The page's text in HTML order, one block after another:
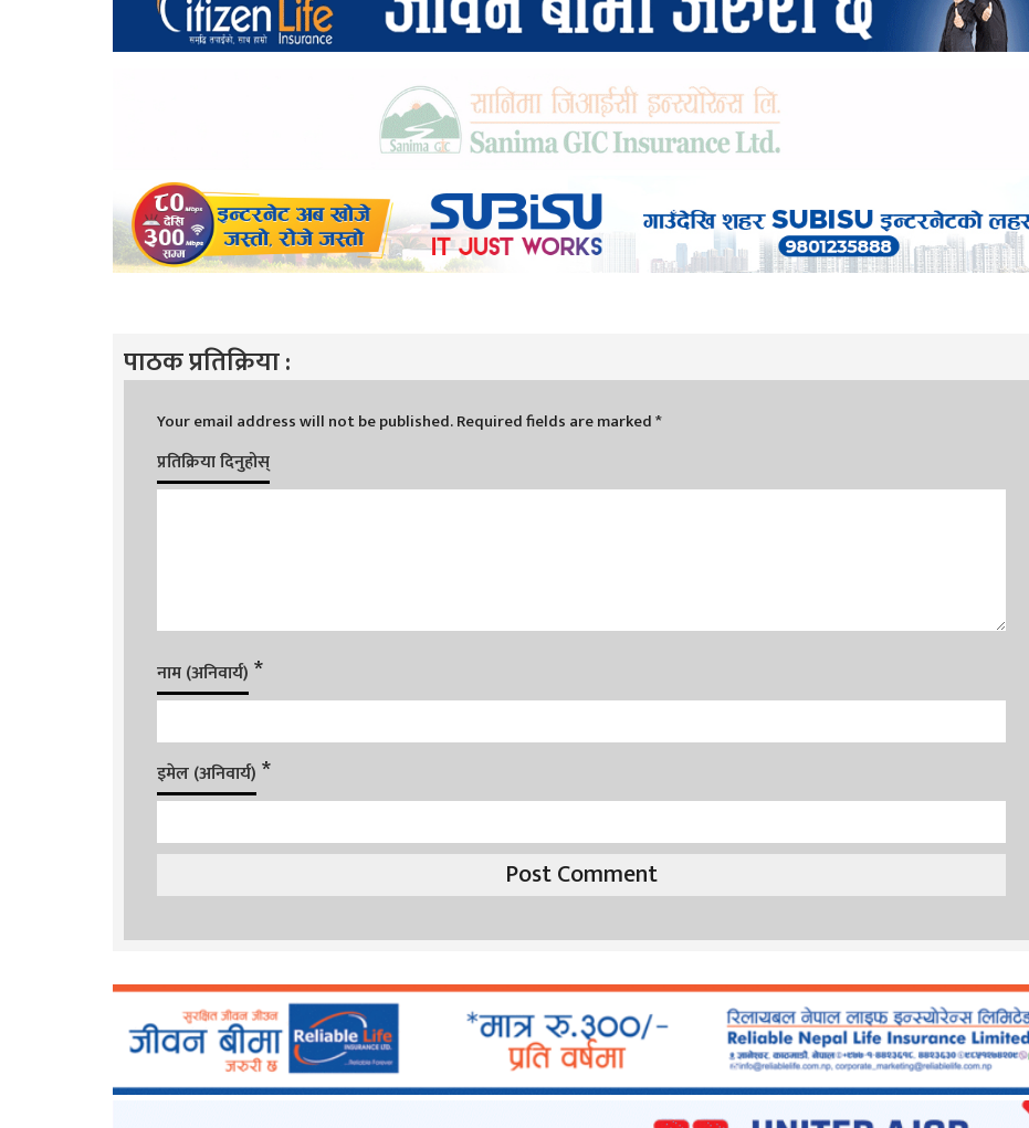
पाठक प्रतिक्रिया :
Your email address will not be published.Required fields are marked*
प्रतिक्रिया दिनुहोस्
नाम (अनिवार्य) *
इमेल (अनिवार्य) *